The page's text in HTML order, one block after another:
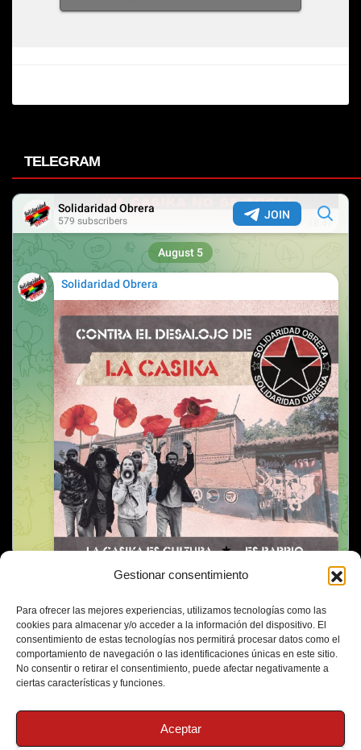
Gestionar consentimiento
Para ofrecer las mejores experiencias, utilizamos tecnologías como las
cookies para almacenar y/o acceder a la información del dispositivo. El
consentimiento de estas tecnologías nos permitirá procesar datos como el
comportamiento de navegación o las identificaciones únicas en este sitio.
No consentir o retirar el consentimiento, puede afectar negativamente a
ciertas características y funciones.
Aceptar
TELEGRAM